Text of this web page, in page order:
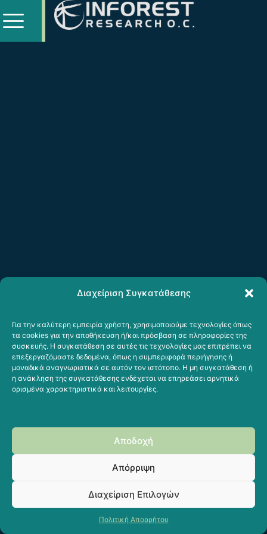
Διαχείριση Συγκατάθεσης
Για την καλύτερη εμπειρία χρήστη, χρησιμοποιούμε τεχνολογίες όπως
τα cookies για την αποθήκευση ή/και πρόσβαση σε πληροφορίες της
συσκευής. Η συγκατάθεση σε αυτές τις τεχνολογίες μας επιτρέπει να
επεξεργαζόμαστε δεδομένα, όπως η συμπεριφορά περιήγησης ή
μοναδικά αναγνωριστικά σε αυτόν τον ιστότοπο. Η μη συγκατάθεση ή
η ανάκληση της συγκατάθεσης ενδέχεται να επηρεάσει αρνητικά
ορισμένα χαρακτηριστικά και λειτουργίες.
Αποδοχή
Απόρριψη
Διαχείριση Επιλογών
Πολιτική Απορρήτου